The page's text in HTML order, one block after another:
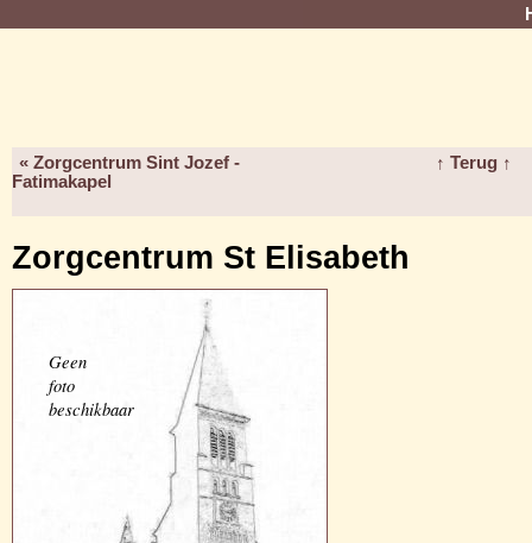
« Zorgcentrum Sint Jozef -
Fatimakapel
↑ Terug ↑
Zorgcentrum St Elisabeth
Geen
foto
beschikbaar